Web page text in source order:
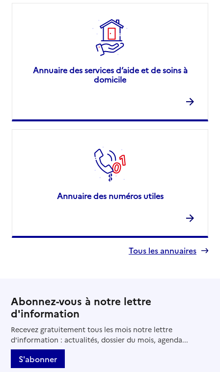
Annuaire des services d’aide et de soins à
domicile
Annuaire des numéros utiles
Tous les annuaires
Abonnez-vous à notre lettre
d'information
Recevez gratuitement tous les mois notre lettre
d'information : actualités, dossier du mois, agenda...
S'abonner